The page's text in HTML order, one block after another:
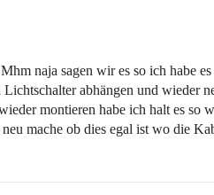
naja sagen wir es so ich habe
abhängen und wieder
montieren habe ich halt es so
mache ob dies egal ist wo die